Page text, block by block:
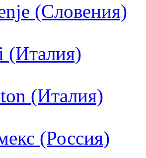
(Словения)
(Италия)
(Италия)
(Россия)